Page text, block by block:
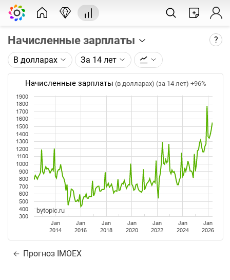
Начисленные зарплаты ?
Описание графика:
Среднемесячная номинальная начисленная
заработная плата (ФОТ) работников в целом по
экономике по данным Росстата.
Каждая точка на графике - среднее значение за
месяц. Таймфрейм (месяц) не меняется при
изменении глубины графика.
Данные добавляются ежемесячно после
официальной публикации Росстатом.
В долларах За 14 лет
Начисленные зарплаты (в долларах) (за 14 лет) +96%
Jan
2014
Jan
2016
Jan
2018
Jan
2020
Jan
2022
Jan
2024
Jan
2026
300
400
500
600
700
800
900
1000
1100
1200
1300
1400
1500
1600
1700
1800
1900
bytopic.ru
Прогноз IMOEX